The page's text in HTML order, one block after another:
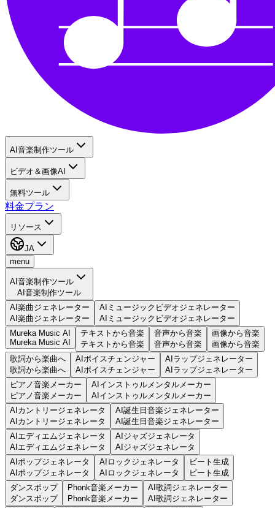
AI音楽制作ツール
ビデオ＆画像AI
無料ツール
料金プラン
リソース
JA
menu
AI音楽制作ツール
AI音楽制作ツール
AI楽曲ジェネレーター
AI楽曲ジェネレーター
AIミュージックビデオジェネレーター
AIミュージックビデオジェネレーター
Mureka Music AI
Mureka Music AI
テキストから音楽
テキストから音楽
音声から音楽
音声から音楽
画像から音楽
画像から音楽
歌詞から楽曲へ
歌詞から楽曲へ
AIボイスチェンジャー
AIボイスチェンジャー
AIラップジェネレーター
AIラップジェネレーター
ピアノ音楽メーカー
ピアノ音楽メーカー
AIインストゥルメンタルメーカー
AIインストゥルメンタルメーカー
AIカントリージェネレータ
AIカントリージェネレータ
AI誕生日音楽ジェネレーター
AI誕生日音楽ジェネレーター
AIエディエムジェネレータ
AIエディエムジェネレータ
AIジャズジェネレータ
AIジャズジェネレータ
AIポップジェネレータ
AIポップジェネレータ
AIロックジェネレータ
AIロックジェネレータ
ビート生成
ビート生成
ダンスポップ
ダンスポップ
Phonk音楽メーカー
Phonk音楽メーカー
AI歌詞ジェネレーター
AI歌詞ジェネレーター